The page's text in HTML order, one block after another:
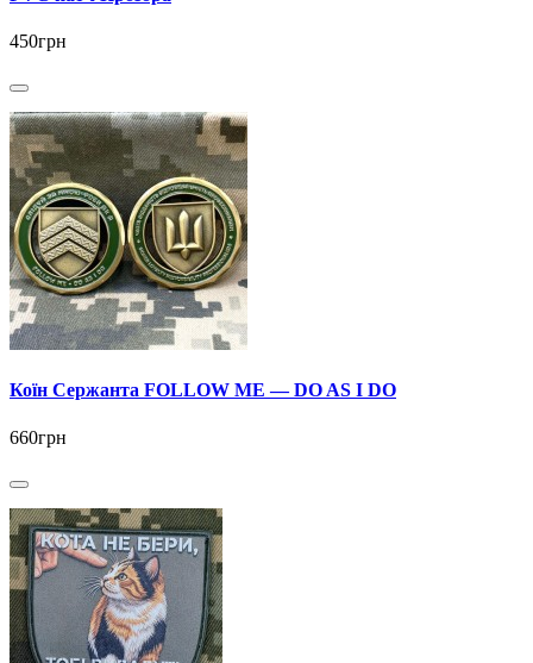
450грн
Коїн Сержанта FOLLOW ME — DO AS I DO
660грн